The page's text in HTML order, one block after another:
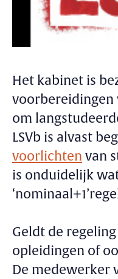
Het kabinet is
voorbereidingen
om
LSVb is alvast
voorlichten van
is onduidelijk
Geldt de
opleidingen of
De medewerker